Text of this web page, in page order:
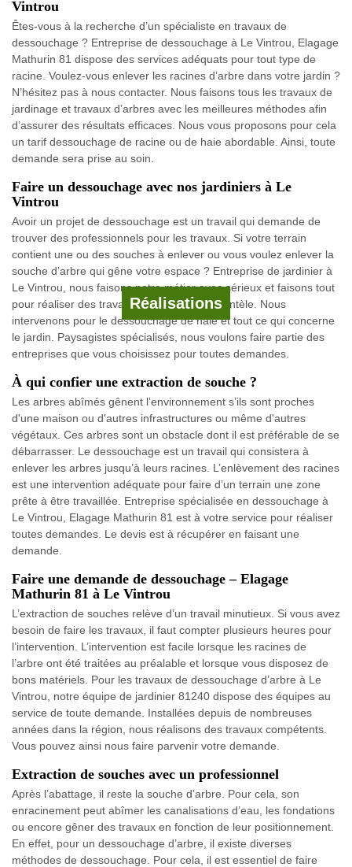
Réalisations
Vintrou
Êtes-vous à la recherche d’un spécialiste en travaux de
dessouchage ? Entreprise de dessouchage à Le Vintrou, Elagage
Mathurin 81 dispose des services adéquats pour tout type de
racine. Voulez-vous enlever les racines d’arbre dans votre jardin ?
N’hésitez pas à nous contacter. Nous faisons tous les travaux de
jardinage et travaux d’arbres avec les meilleures méthodes afin
d’assurer des résultats efficaces. Nous vous proposons pour cela
un tarif dessouchage de racine ou de haie abordable. Ainsi, toute
demande sera prise au soin.
Faire un dessouchage avec nos jardiniers à Le
Vintrou
Avoir un projet de dessouchage est un travail qui demande de
trouver des professionnels pour les travaux. Si votre terrain
contient une ou des souches à enlever ou vous voulez enlever la
souche d’arbre qui gêne votre espace ? Entreprise de jardinier à
Le Vintrou, nous faisons notre métier avec sérieux et faisons tout
pour réaliser des travaux fiables à notre clientèle. Nous
intervenons pour le dessouchage de haie et tout ce qui concerne
le jardin. Paysagistes spécialisés, nous voulons faire partie des
entreprises que vous choisissez pour toutes demandes.
À qui confier une extraction de souche ?
Les arbres abîmés gênent l’environnement s’ils sont proches
d'une maison ou d'autres infrastructures ou même d'autres
végétaux. Ces arbres sont un obstacle dont il est préférable de se
débarrasser. Le dessouchage est un travail qui consistera à
enlever les arbres jusqu’à leurs racines. L’enlèvement des racines
est une intervention adéquate pour faire d’un terrain une zone
prête à être travaillée. Entreprise spécialisée en dessouchage à
Le Vintrou, Elagage Mathurin 81 est à votre service pour réaliser
toutes demandes. Le devis est à récupérer en faisant une
demande.
Faire une demande de dessouchage – Elagage
Mathurin 81 à Le Vintrou
L’extraction de souches relève d’un travail minutieux. Si vous avez
besoin de faire les travaux, il faut compter plusieurs heures pour
l’intervention. L’intervention est facile lorsque les racines de
l’arbre ont été traitées au préalable et lorsque vous disposez de
bons matériels. Pour les travaux de dessouchage d’arbre à Le
Vintrou, notre équipe de jardinier 81240 dispose des équipes au
service de toute demande. Installées depuis de nombreuses
années dans la région, nous réalisons des travaux compétents.
Vous pouvez ainsi nous faire parvenir votre demande.
Extraction de souches avec un professionnel
Après l’abattage, il reste la souche d’arbre. Pour cela, son
enracinement peut abîmer les canalisations d’eau, les fondations
ou encore gêner des travaux en fonction de leur positionnement.
En effet, pour un dessouchage d’arbre, il existe diverses
méthodes de dessouchage. Pour cela, il est essentiel de faire